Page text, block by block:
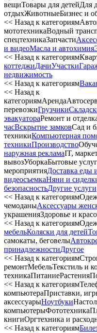
вещиТовары для детейДля
отдыхЖивотныеБизнес и
<< Назад к категориям
мототехникаВодный
спецтехникаЗапчасти
и видеоМасла и автохимия
<< Назад к категориям
коттеджиДачиУчастки
недвижимость
<< Назад к категориям
<< Назад к
категориямАренда
перевозкиГрузчики
эвакуатораРемонт и
часВскрытие замковСад и
техникиКомпьютерная
техникиПроизводство
наружная рекламаIT,
вывозУборкаБытовые
мероприятияДоставка еды
видеосъемкаНяни и
безопасностьДругие услуги
<< Назад к категориям
чемоданыАксессуары
украшенияЗдоровье и
<< Назад к категориям
мебельКоляски для детей
самокаты, беговелы
принадлежностиДругое
<< Назад к категориям
ремонтМебельТекстиль и
техникаПитаниеРастения
<< Назад к категориям
компьютераПриставки,
аксессуарыНоутбуки
компьютерыФототехника
книгиОргтехника и
<< Назад к категориям